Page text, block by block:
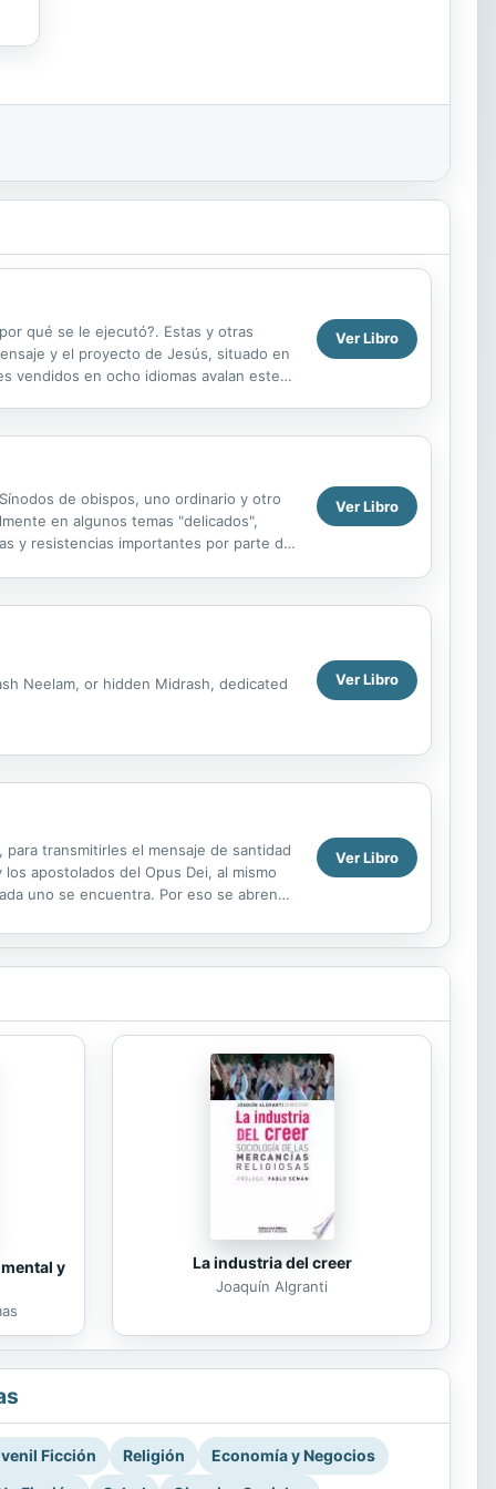
qué se le ejecutó?. Estas y otras
y el proyecto de Jesús, situado en
vendidos en ocho idiomas avalan este
Ver Libro
de obispos, uno ordinario y otro
en algunos temas "delicados",
y resistencias importantes por parte de
Ver Libro
Neelam, or hidden Midrash, dedicated Ver Libro
transmitirles el mensaje de santidad
apostolados del Opus Dei, al mismo
uno se encuentra. Por eso se abren
Ver Libro
y La industria del creer
Joaquín Algranti
Ficción Religión
Economía y Negocios